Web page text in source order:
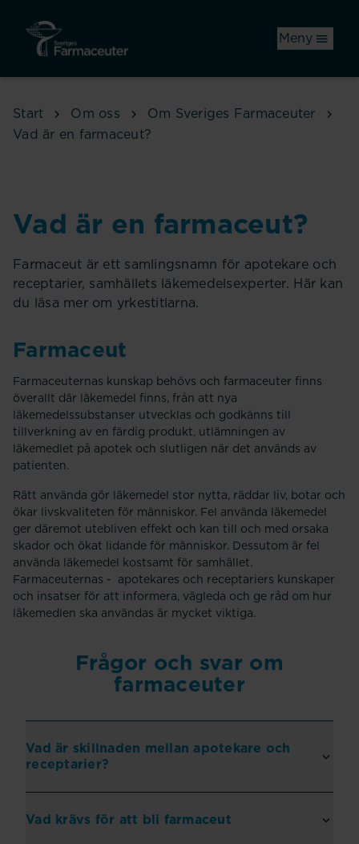
Meny
Start Om oss
Om Sveriges Farmaceuter
Vad är en farmaceut?
Vad är en farmaceut?
Farmaceut är ett samlingsnamn för apotekare och
receptarier, samhällets läkemedelsexperter. Här kan
du läsa mer om yrkestitlarna.
Farmaceut
Farmaceuternas kunskap behövs och farmaceuter finns
överallt där läkemedel finns, från att nya
läkemedelssubstanser utvecklas och godkänns till
tillverkning av en färdig produkt, utlämningen av
läkemedlet på apotek och slutligen när det används av
patienten.
Rätt använda gör läkemedel stor nytta, räddar liv, botar och
ökar livskvaliteten för människor. Fel använda läkemedel
ger däremot utebliven effekt och kan till och med orsaka
skador och ökat lidande för människor. Dessutom är fel
använda läkemedel kostsamt för samhället.
Farmaceuternas - apotekares och receptariers kunskaper
och insatser för att informera, vägleda och ge råd om hur
läkemedlen ska användas är mycket viktiga.
Frågor och svar om
farmaceuter
Vad är skillnaden mellan apotekare och
receptarier?
Vad krävs för att bli farmaceut